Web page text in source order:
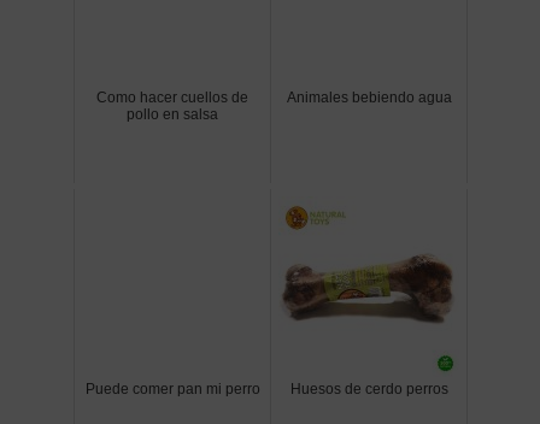
Como hacer cuellos de
pollo en salsa
Animales bebiendo agua
Puede comer pan mi perro Huesos de cerdo perros